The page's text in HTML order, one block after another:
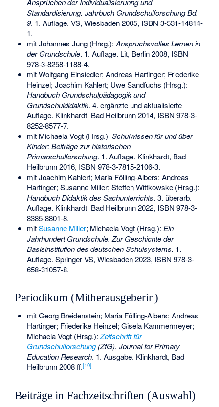
Ansprüchen der Individualisierunng und
Standardisierung. Jahrbuch Grundschulforschung Bd.
9. 1. Auflage. VS, Wiesbaden 2005, ISBN 3-531-14814-
1.
mit Johannes Jung (Hrsg.): Anspruchsvolles Lernen in
der Grundschule. 1. Auflage. Lit, Berlin 2008, ISBN
978-3-8258-1188-4.
mit Wolfgang Einsiedler; Andreas Hartinger; Friederike
Heinzel; Joachim Kahlert; Uwe Sandfuchs (Hrsg.):
Handbuch Grundschulpädagogik und
Grundschuldidaktik. 4. ergänzte und aktualisierte
Auflage. Klinkhardt, Bad Heilbrunn 2014, ISBN 978-3-
8252-8577-7.
mit Michaela Vogt (Hrsg.): Schulwissen für und über
Kinder: Beiträge zur historischen
Primarschulforschung. 1. Auflage. Klinkhardt, Bad
Heilbrunn 2016, ISBN 978-3-7815-2106-3.
mit Joachim Kahlert; Maria Fölling-Albers; Andreas
Hartinger; Susanne Miller; Steffen Wittkowske (Hrsg.):
Handbuch Didaktik des Sachunterrichts. 3. überarb.
Auflage. Klinkhardt, Bad Heilbrunn 2022, ISBN 978-3-
8385-8801-8.
mitSusanne Miller; Michaela Vogt (Hrsg.): Ein
Jahrhundert Grundschule. Zur Geschichte der
Basisinstitution des deutschen Schulsystems. 1.
Auflage. Springer VS, Wiesbaden 2023, ISBN 978-3-
658-31057-8.
Periodikum (Mitherausgeberin)
mit Georg Breidenstein; Maria Fölling-Albers; Andreas
Hartinger; Friederike Heinzel; Gisela Kammermeyer;
Michaela Vogt (Hrsg.):Zeitschrift für
Grundschulforschung(ZfG). Journal for Primary
Education Research. 1. Ausgabe. Klinkhardt, Bad
Heilbrunn 2008 ff.[10]
Beiträge in Fachzeitschriften (Auswahl)